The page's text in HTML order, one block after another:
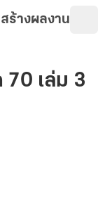
สร้างผลงาน
เล่ม 3